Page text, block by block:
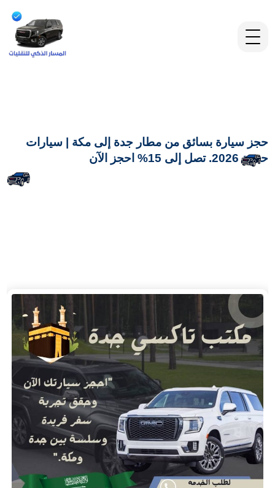
حجز سيارة بسائق من مطار جدة إلى مكة | سيارات
حديثة 2026. تصل إلى 15% احجز الآن